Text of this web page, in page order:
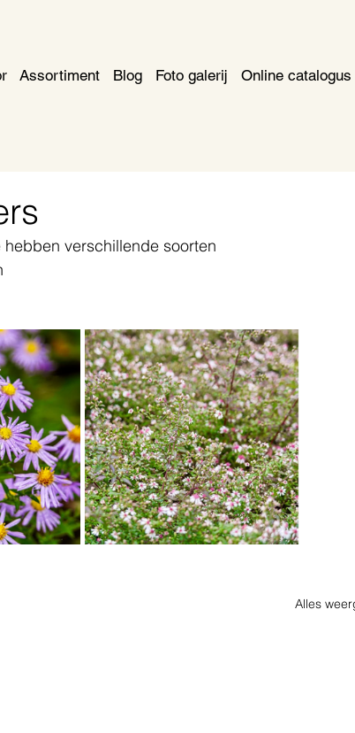
Assortiment Blog Foto galerij Online catalogus
verschillende soorten
Alles